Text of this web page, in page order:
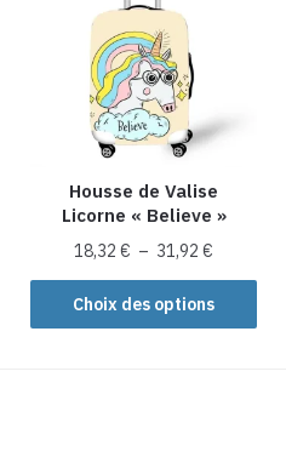
options
peuvent
être
choisies
sur
page
du
produit
Housse de Valise
Licorne « Believe »
18,32€ – 31,92€
de
prix :
18,32 €
Choix des options
Ce
produit